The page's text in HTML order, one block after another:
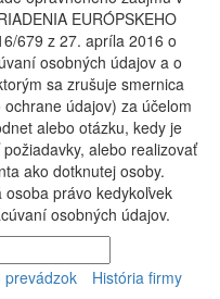
EURÓPSKEHO
679 z 27. apríla 2016 o
osobných údajov a o
sa zrušuje smernica
údajov) za účelom
alebo otázku, kedy je
alebo realizovať
ako dotknutej osoby.
právo kedykoľvek
osobných údajov.
prevádzok História firmy